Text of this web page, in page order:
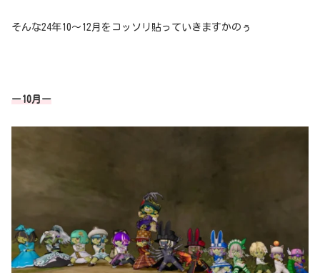
そんな24年10～12月をコッソリ貼っていきますかのぅ
ー10月ー